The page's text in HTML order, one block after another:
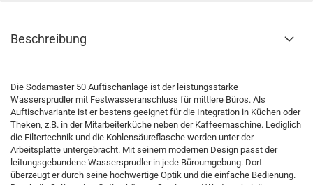
Beschreibung
Die Sodamaster 50 Auftischanlage ist der leistungsstarke
Wassersprudler mit Festwasseranschluss für mittlere Büros. Als
Auftischvariante ist er bestens geeignet für die Integration in Küchen oder
Theken, z.B. in der Mitarbeiterküche neben der Kaffeemaschine. Lediglich
die Filtertechnik und die Kohlensäureflasche werden unter der
Arbeitsplatte untergebracht. Mit seinem modernen Design passt der
leitungsgebundene Wassersprudler in jede Büroumgebung. Dort
überzeugt er durch seine hochwertige Optik und die einfache Bedienung.